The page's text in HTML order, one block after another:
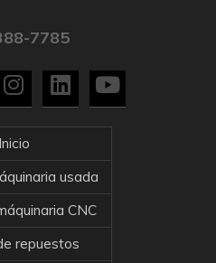
7785
Inicio
usada
CNC
repuestos